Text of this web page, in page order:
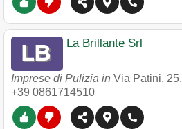
La Brillante Srl
Imprese di Pulizia in Via Patini, 25,
+39 0861714510